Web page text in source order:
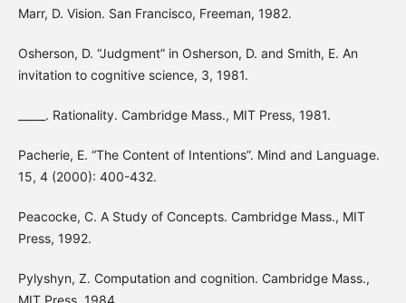
Marr, D. Vision. San Francisco, Freeman, 1982.
Osherson, D. “Judgment” in Osherson, D. and Smith, E. An
invitation to cognitive science, 3, 1981.
_____. Rationality. Cambridge Mass., MIT Press, 1981.
Pacherie, E. “The Content of Intentions”. Mind and Language.
15, 4 (2000): 400-432.
Peacocke, C. A Study of Concepts. Cambridge Mass., MIT
Press, 1992.
Pylyshyn, Z. Computation and cognition. Cambridge Mass.,
MIT Press, 1984.